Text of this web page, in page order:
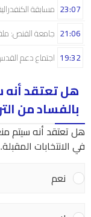
مسابقة 23:07
جامعة القنص: 21:06
اجتماع دعم 19:32
هل تعتقد
بالفساد من
هل تعتقد أنه سيتم
في الانتخابات
نعم